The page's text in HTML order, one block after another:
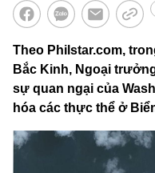
Theo Philstar.com,
Bắc Kinh, Ngoại
sự quan ngại của
hóa các thực thể ở